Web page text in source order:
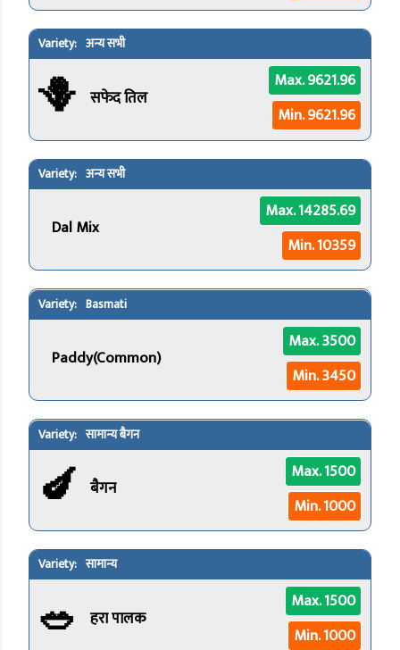
अन्य सभी
🪻 सफेद तिल
Max. 9621.96
Min. 9621.96
अन्य सभी
Dal Mix
Max. 14285.69
Min. 10359
Basmati
Paddy(Common)
Max. 3500
Min. 3450
सामान्य बैगन
🍆 बैगन
Max. 1500
Min. 1000
सामान्य
🥗 हरा पालक
Max. 1500
Min. 1000